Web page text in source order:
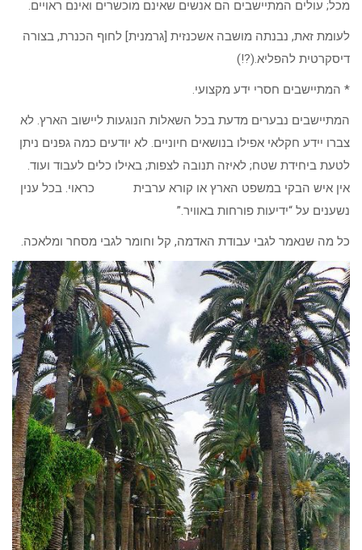
מכל; עולים המתיישבים הם אנשים שאינם מוכשרים ואינם ראויים.
לעומת זאת, נבנתה מושבה אשכנזית [גרמנית] לחוף הכנרת, בצורה
דיסקרטית להפליא.(?!)
* המתיישבים חסרי ידע מקצועי.
המתיישבים נבערים מדעת בכל השאלות הנוגעות ליישוב הארץ. לא
צברו יידע חקלאי אפילו בנושאים חיוניים. לא יודעים כמה גפנים ניתן
לטעת ביחידת שטח; לאיזה תנובה לצפות; באילו כלים לעבוד ועוד.
אין איש הבקי במשפט הארץ או קורא ערבית כראוי. בכל ענין
נשענים על “ידיעות פורחות באוויר.”
כל מה שנאמר לגבי עבודת האדמה, קל וחומר לגבי מסחר ומלאכה.